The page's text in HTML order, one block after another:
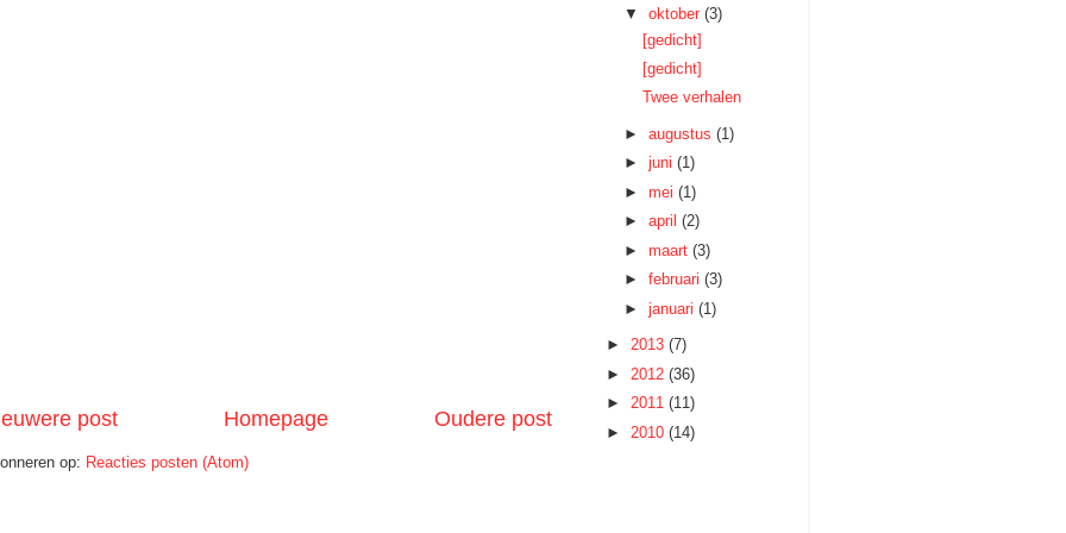
post Oudere post
Homepage
op: Reacties posten (Atom)
▼oktober(3)
[gedicht]
[gedicht]
Twee verhalen
►augustus(1)
►juni(1)
►mei(1)
►april(2)
►maart(3)
►februari(3)
►januari(1)
► 2013 (7)
► 2012 (36)
► 2011 (11)
► 2010 (14)